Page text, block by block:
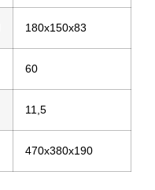
180x150x83
60
11,5
470x380x190